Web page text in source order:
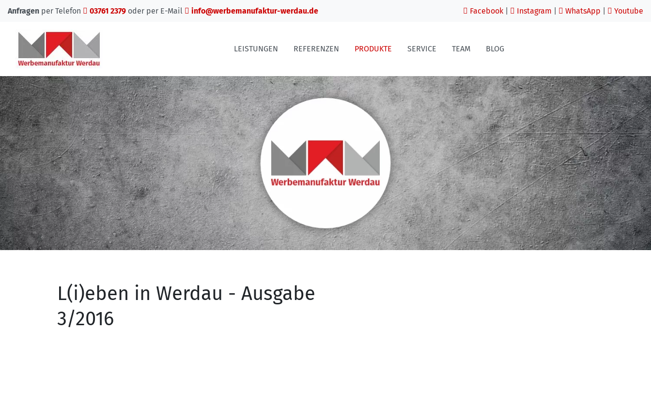
Anfragen per Telefon 03761 2379 oder per E-Mail info@werbemanufaktur-werdau.de Facebook Instagram WhatsApp Youtube
LEISTUNGEN REFERENZEN PRODUKTE SERVICE TEAM BLOG
L(i)eben in Werdau - Ausgabe
3/2016